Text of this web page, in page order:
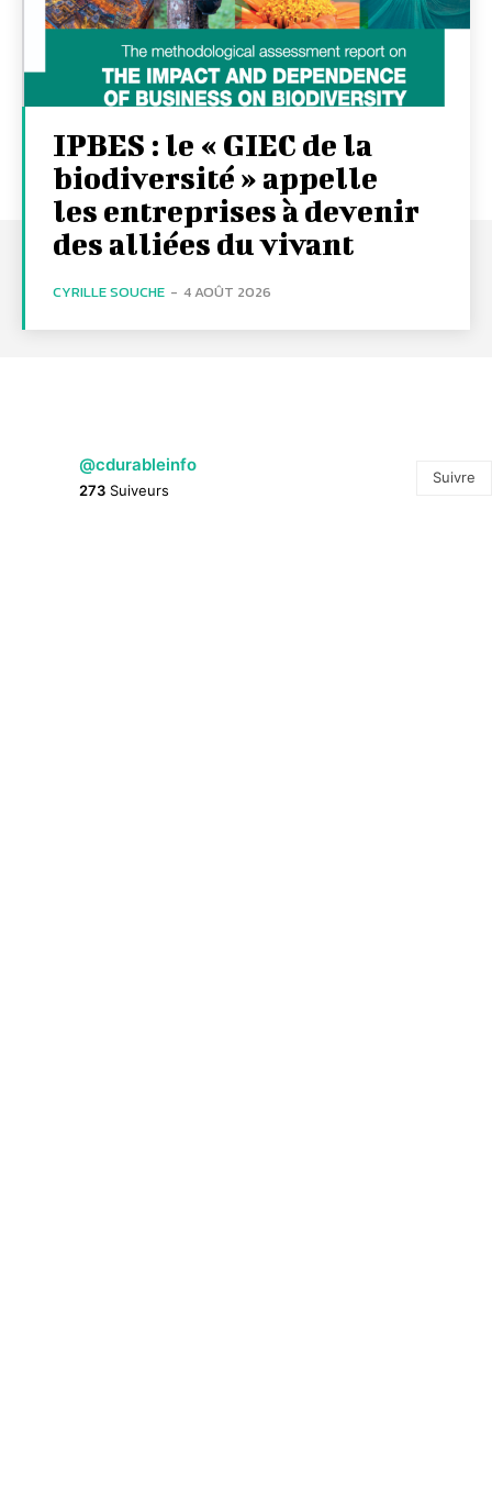
IPBES : le « GIEC de la
biodiversité » appelle
les entreprises à devenir
des alliées du vivant
CYRILLE SOUCHE - 4 AOÛT 2026
@cdurableinfo
273 Suiveurs
Suivre